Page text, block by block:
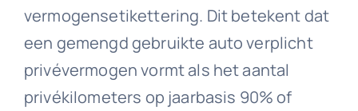
vermogensetikettering. Dit betekent dat
een gemengd gebruikte auto verplicht
privévermogen vormt als het aantal
privékilometers op jaarbasis 90% of